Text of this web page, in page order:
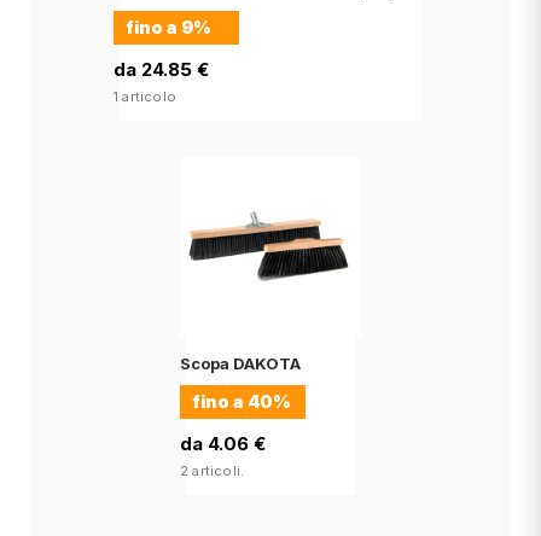
fino a 9%
da 24.85 €
1 articolo
Scopa DAKOTA
fino a 40%
da 4.06 €
2 articoli.